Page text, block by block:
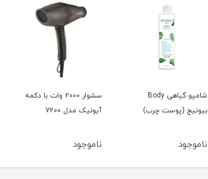
شامپو گیاهی Body
بیونیج (پوست چرب)
ناموجود
سشوار 2000 وات با دکمه
آیونیک مدل 7200
ناموجود